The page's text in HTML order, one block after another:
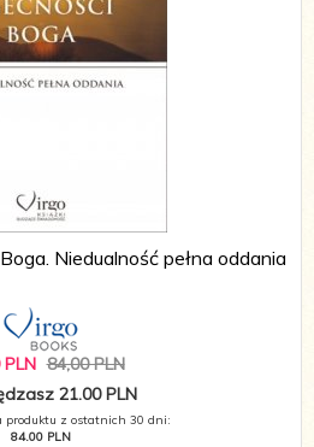
Niedualność pełna oddania
PLN 84,00 PLN
21.00 PLN
produktu z ostatnich 30 dni:
84.00 PLN